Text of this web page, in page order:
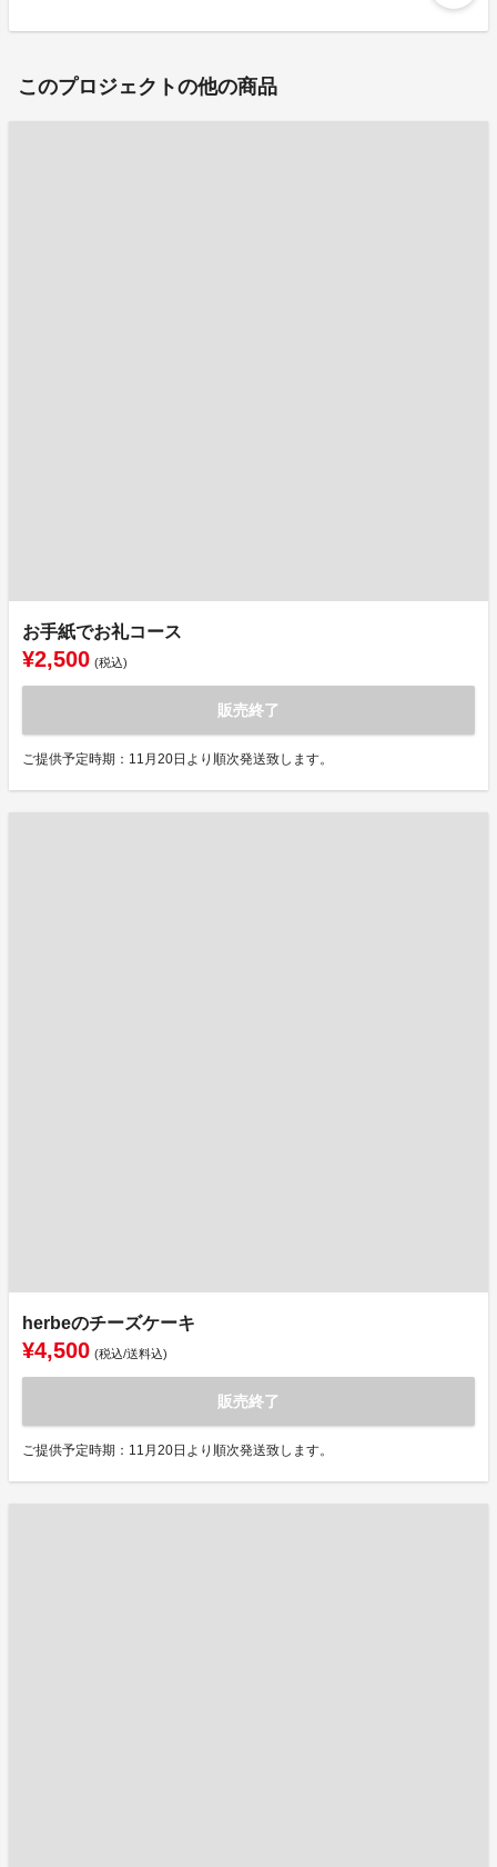
このプロジェクトの他の商品
お手紙でお礼コース
¥2,500 (税込)
販売終了
ご提供予定時期：11月20日より順次発送致します。
herbeのチーズケーキ
¥4,500 (税込/送料込)
販売終了
ご提供予定時期：11月20日より順次発送致します。